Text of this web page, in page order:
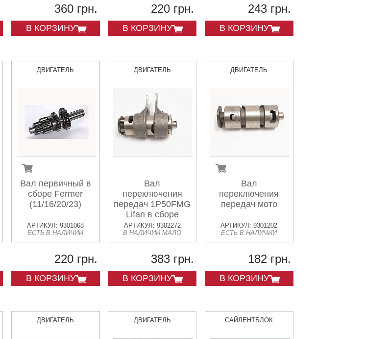
360 грн.
В КОРЗИНУ
220 грн.
В КОРЗИНУ
243 грн.
В КОРЗИНУ
ДВИГАТЕЛЬ
Вал первичный в
сборе Fermer
(11/16/20/23)
АРТИКУЛ: 9301068
ЕСТЬ В НАЛИЧИИ
220 грн.
В КОРЗИНУ
ДВИГАТЕЛЬ
Вал
переключения
передач 1P50FMG
Lifan в сборе
АРТИКУЛ: 9302272
В НАЛИЧИИ МАЛО
383 грн.
В КОРЗИНУ
ДВИГАТЕЛЬ
Вал
переключения
передач мото
АРТИКУЛ: 9301202
ЕСТЬ В НАЛИЧИИ
182 грн.
В КОРЗИНУ
ДВИГАТЕЛЬ ДВИГАТЕЛЬ САЙЛЕНТБЛОК